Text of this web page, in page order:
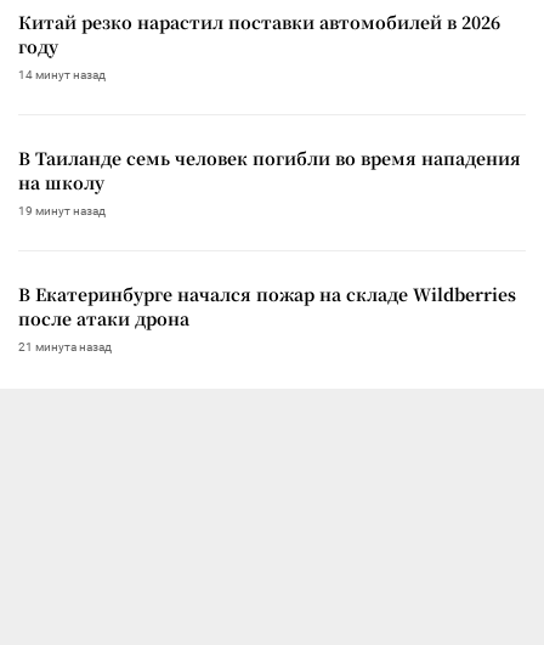
Китай резко нарастил поставки автомобилей в 2026
году
14 минут назад
В Таиланде семь человек погибли во время нападения
на школу
19 минут назад
В Екатеринбурге начался пожар на складе Wildberries
после атаки дрона
21 минута назад